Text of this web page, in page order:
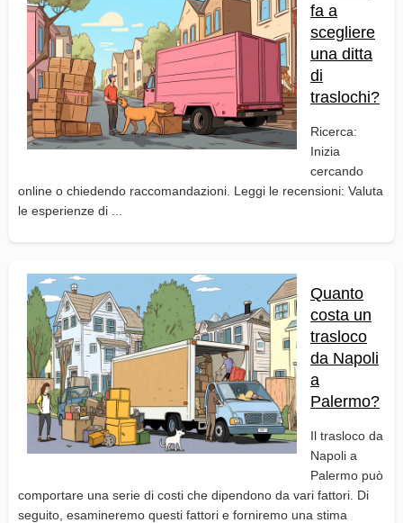
fa a
scegliere
una ditta
di
traslochi?
Ricerca:
Inizia
cercando
online o chiedendo raccomandazioni. Leggi le recensioni: Valuta
le esperienze di ...
Quanto
costa un
trasloco
da Napoli
a
Palermo?
Il trasloco da
Napoli a
Palermo può
comportare una serie di costi che dipendono da vari fattori. Di
seguito, esamineremo questi fattori e forniremo una stima